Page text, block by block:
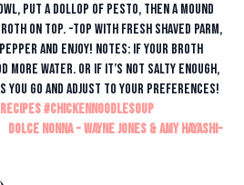
put a dollop of pesto, then a mound
on top. -top with Fresh shaved parm,
and enjoy! NOTES: if your broth
more water. Or if it’s not salty enough,
you go and adjust to your preferences!
#chickennoodlesoup
Nonna - Wayne Jones & Amy Hayashi-